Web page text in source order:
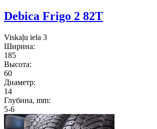
Debica Frigo 2 82T
Viskaļu iela 3
Ширина:
185
Высота:
60
Диаметр:
14
Глубина, mm:
5-6